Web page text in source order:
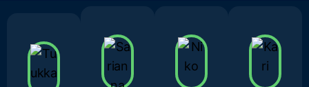
ASIANTUNTIJAMME